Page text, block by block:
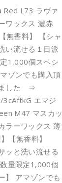
Red L73 ラヴァ
ワックス 濃赤
無香料】 【シャ
い流せる１日派
1,000個スペシ
ゾンでも購入頂
ました ⇒
エマジ
M47 マスカッ
ラーワックス 薄
【無香料】
ッと洗い流せる
量限定1,000個
】 アマゾンでも